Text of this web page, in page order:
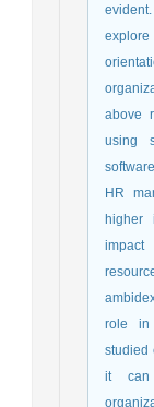
above
using
HR
higher
role in
studied
it can